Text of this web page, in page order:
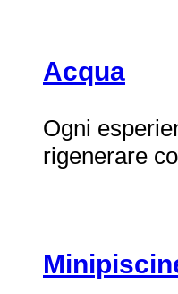
Acqua
Ogni
rigenerare